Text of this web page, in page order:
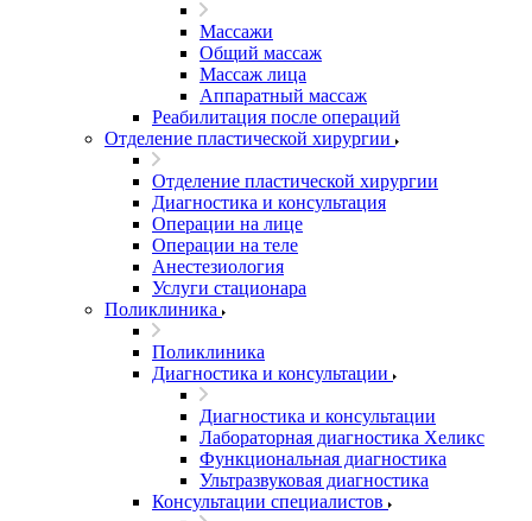
Массажи
Общий массаж
Массаж лица
Аппаратный массаж
Реабилитация после операций
Отделение пластической хирургии
Отделение пластической хирургии
Диагностика и консультация
Операции на лице
Операции на теле
Анестезиология
Услуги стационара
Поликлиника
Поликлиника
Диагностика и консультации
Диагностика и консультации
Лабораторная диагностика Хеликс
Функциональная диагностика
Ультразвуковая диагностика
Консультации специалистов